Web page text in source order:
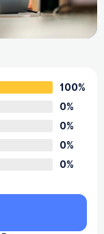
100%
0%
0%
0%
0%